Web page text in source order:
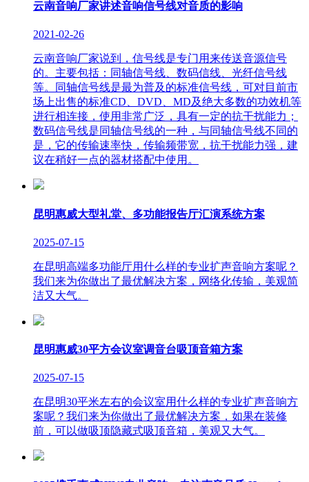
云南音响厂家讲述音响信号线对音质的影响
2021-02-26
云南音响厂家说到，信号线是专门用来传送音源信号
的。主要包括：同轴信号线、数码信线、光纤信号线
等。同轴信号线是最为普及的标准信号线，可对目前市
场上出售的标准CD、DVD、MD及绝大多数的功效机等
进行相连接，使用非常广泛，具有一定的抗干扰能力；
数码信号线是同轴信号线的一种，与同轴信号线不同的
是，它的传输速率快，传输频带宽，抗干扰能力强，建
议在稍好一点的器材搭配中使用。
昆明惠威大型礼堂、多功能报告厅汇演系统方案
2025-07-15
在昆明高端多功能厅用什么样的专业扩声音响方案呢？
我们来为你做出了最优解决方案，网络化传输，美观简
洁又大气。
昆明惠威30平方会议室调音台吸顶音箱方案
2025-07-15
在昆明30平米左右的会议室用什么样的专业扩声音响方
案呢？我们来为你做出了最优解决方案，如果在装修
前，可以做吸顶隐藏式吸顶音箱，美观又大气。